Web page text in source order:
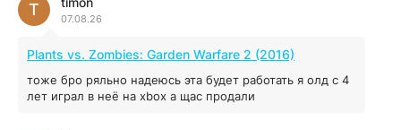
MAFIA: THE OLD COUNTRY
44.98 ГБ 2025
04.12.2025
07.08.26
T
Plants vs. Zombies: Garden Warfare 2 (2016)
тоже бро ряльно надеюсь эта будет работать я олд с 4
лет играл в неё на xbox а щас продали